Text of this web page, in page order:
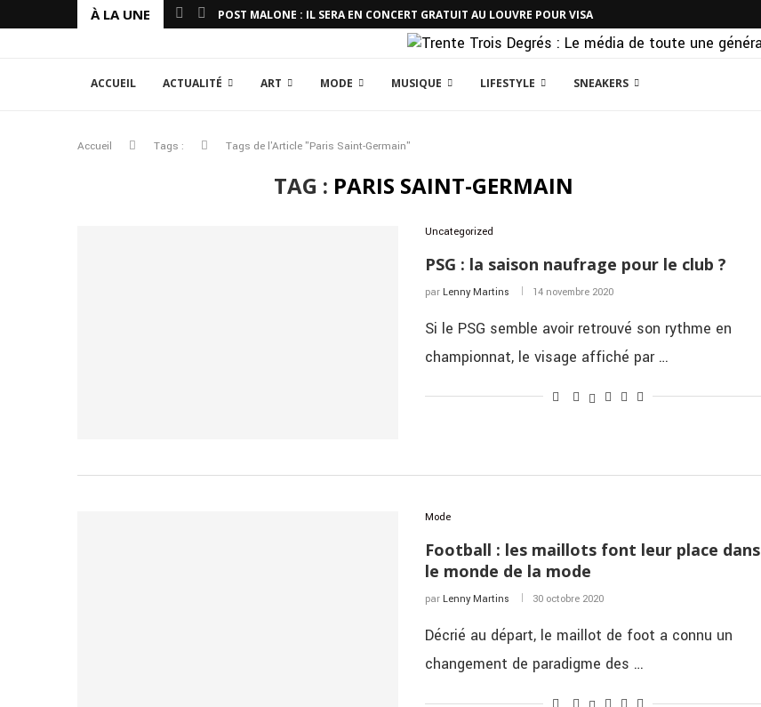
À LA UNE POST MALONE : IL SERA EN CONCERT GRATUIT AU LOUVRE POUR VISA
ACCUEIL ACTUALITÉ ART MODE MUSIQUE LIFESTYLE SNEAKERS
Accueil Tags : Tags de l'Article "Paris Saint-Germain"
TAG : PARIS SAINT-GERMAIN
Uncategorized
PSG : la saison naufrage pour le club ?
par Lenny Martins 14 novembre 2020
Si le PSG semble avoir retrouvé son rythme en
championnat, le visage affiché par …
Mode
Football : les maillots font leur place dans
le monde de la mode
par Lenny Martins 30 octobre 2020
Décrié au départ, le maillot de foot a connu un
changement de paradigme des …